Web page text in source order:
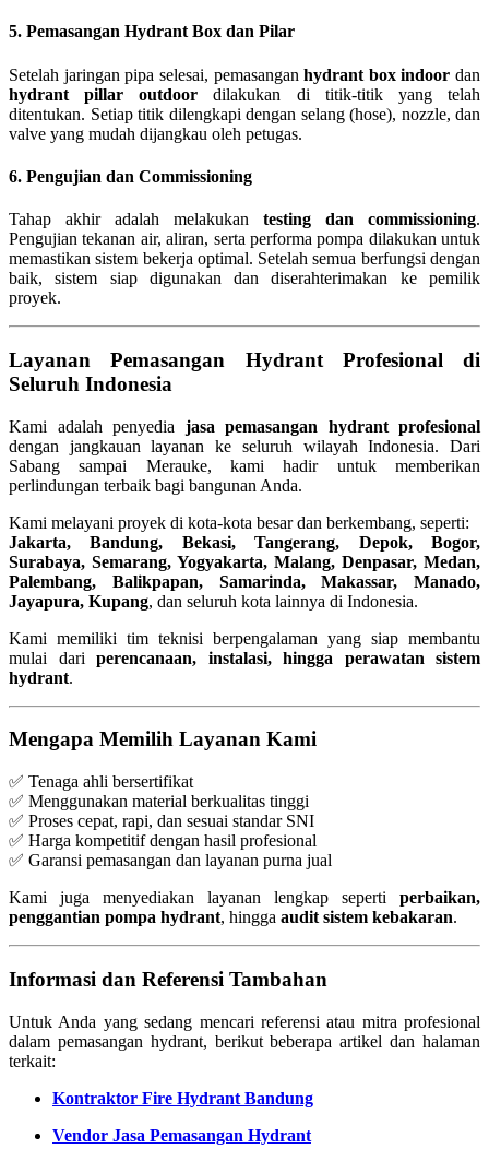
5. Pemasangan Hydrant Box dan Pilar
Setelah jaringan pipa selesai, pemasanganhydrant box indoor dan
hydrant pillar outdoor dilakukan di titik-titik yang telah
ditentukan. Setiap titik dilengkapi dengan selang (hose), nozzle, dan
valve yang mudah dijangkau oleh petugas.
6. Pengujian dan Commissioning
Tahap akhir adalah melakukan testing dan commissioning.
Pengujian tekanan air, aliran, serta performa pompa dilakukan untuk
memastikan sistem bekerja optimal. Setelah semua berfungsi dengan
baik, sistem siap digunakan dan diserahterimakan ke pemilik
proyek.
Layanan Pemasangan Hydrant Profesional di
Seluruh Indonesia
Kami adalah penyedia jasa pemasangan hydrant profesional
dengan jangkauan layanan ke seluruh wilayah Indonesia. Dari
Sabang sampai Merauke, kami hadir untuk memberikan
perlindungan terbaik bagi bangunan Anda.
Kami melayani proyek di kota-kota besar dan berkembang, seperti:
Jakarta, Bandung, Bekasi, Tangerang, Depok, Bogor,
Surabaya, Semarang, Yogyakarta, Malang, Denpasar, Medan,
Palembang, Balikpapan, Samarinda, Makassar, Manado,
Jayapura, Kupang, dan seluruh kota lainnya di Indonesia.
Kami memiliki tim teknisi berpengalaman yang siap membantu
mulai dari perencanaan, instalasi, hingga perawatan sistem
hydrant.
Mengapa Memilih Layanan Kami
✅ Tenaga ahli bersertifikat
✅ Menggunakan material berkualitas tinggi
✅ Proses cepat, rapi, dan sesuai standar SNI
✅ Harga kompetitif dengan hasil profesional
✅ Garansi pemasangan dan layanan purna jual
Kami juga menyediakan layanan lengkap seperti perbaikan,
penggantian pompa hydrant, hingga audit sistem kebakaran.
Informasi dan Referensi Tambahan
Untuk Anda yang sedang mencari referensi atau mitra profesional
dalam pemasangan hydrant, berikut beberapa artikel dan halaman
terkait:
Kontraktor Fire Hydrant Bandung
Vendor Jasa Pemasangan Hydrant